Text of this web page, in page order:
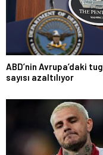
ABD’nin Avrupa’daki
sayısı azaltılıyor